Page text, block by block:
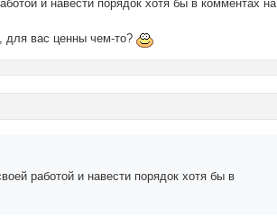
и навести порядок хотя бы в комментах на
для вас ценны чем-то?
работой и навести порядок хотя бы в